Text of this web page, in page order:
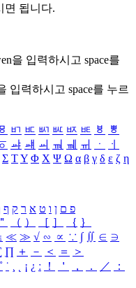
면 됩니다.
을 입력하시고 space를
입력하시고 space를 누르
ㅱ ㅲ ㅳ ㅴ ㅵ ㅶ ㅷ ㅸ
ㅹ
ㆇ ㆈ ㆉ ㆊ ㆋ ㆌ ㆍ
ㆎ
Σ ΤΥ Φ Χ Ψ Ω α β γ δ ε ζ η
פ ם ן ו ט א ר ק ף
＂ （ ） ［ ］ ｛ ｝
≪ ≫ √ ∽ ∝ ∵ ∫ ∬ ∈ ∋
∏ ＋ － ＜ ＝
＞
˚ ˙ ¸ ¡ ¿ ː ！ ＇ ， ． ／
：